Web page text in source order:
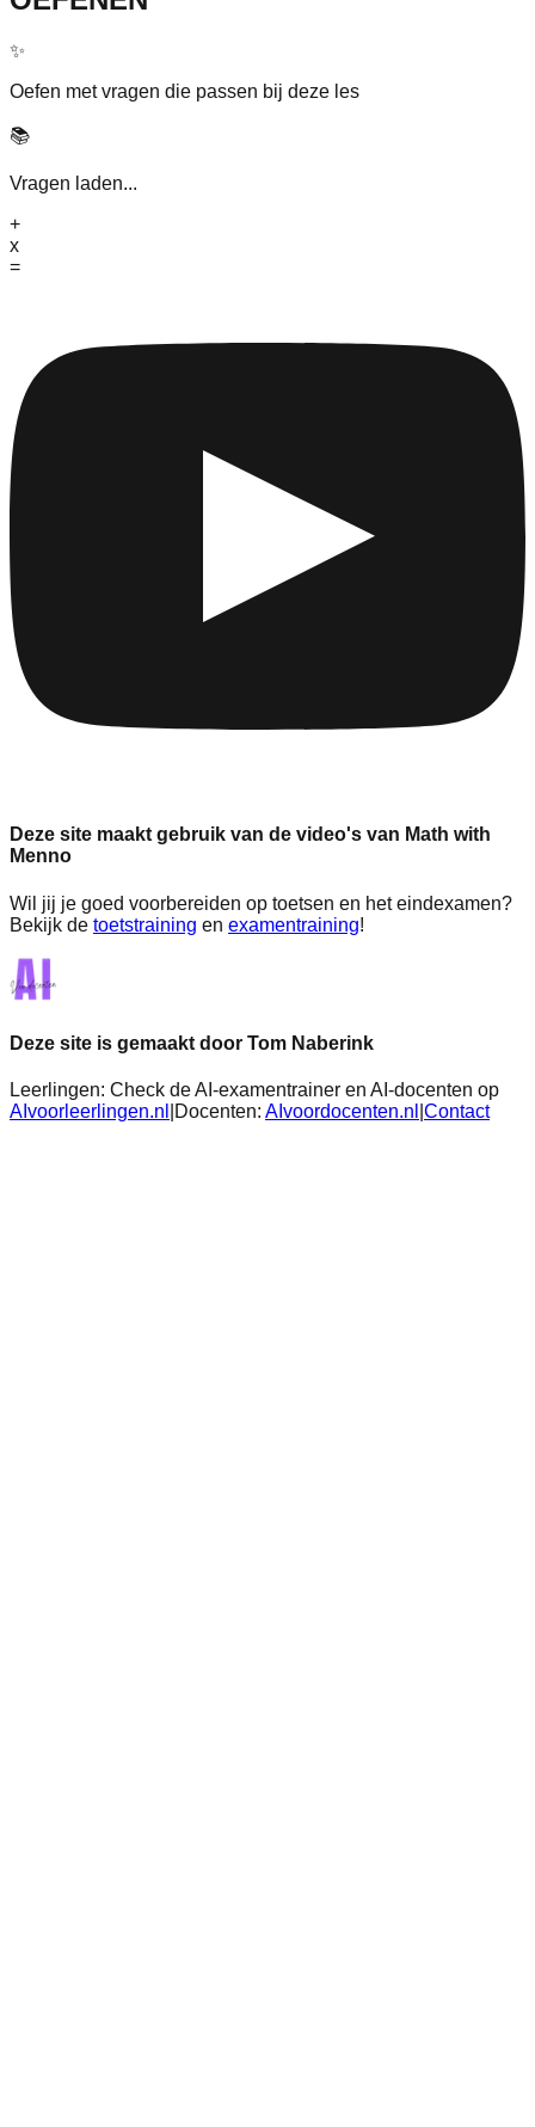
✨
Oefen met vragen die passen bij deze les
📚
Vragen laden...
+
x
=
Deze site maakt gebruik van de video's van Math with
Menno
Wil jij je goed voorbereiden op toetsen en het eindexamen?
Bekijk de toetstraining en examentraining!
Deze site is gemaakt door Tom Naberink
Leerlingen: Check de AI-examentrainer en AI-docenten op
AIvoorleerlingen.nl
Docenten: AIvoordocenten.nl Contact